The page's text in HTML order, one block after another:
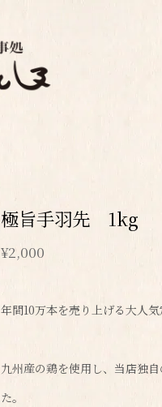
極旨手羽先 1kg
¥2,000
年間10万本を売り上げる大人
九州産の鶏を使用し、当店独
た。